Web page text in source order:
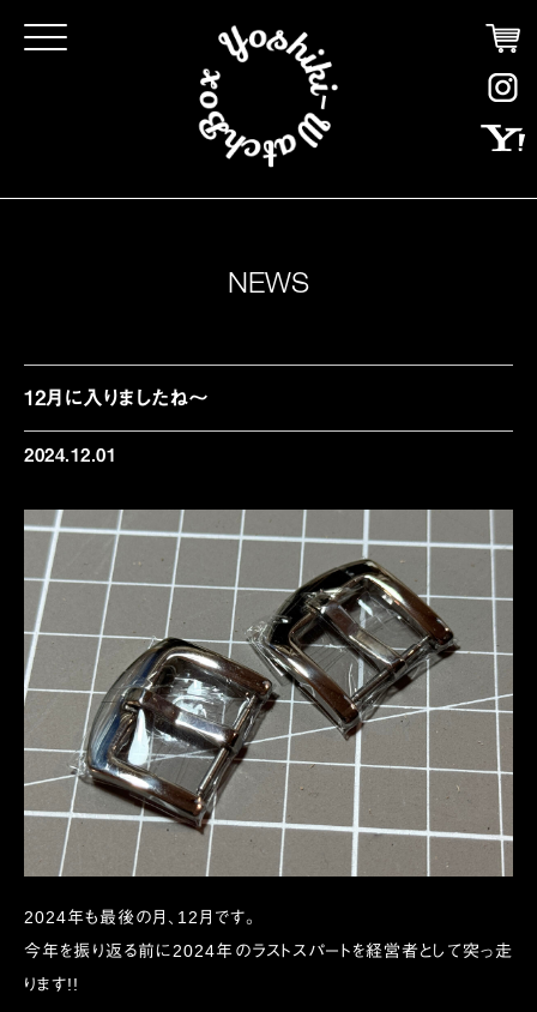
Click
NEWS
12月に入りましたね〜
2024.12.01
2024年も最後の月、12月です。
今年を振り返る前に2024年のラストスパートを経営者として突っ走
ります!!